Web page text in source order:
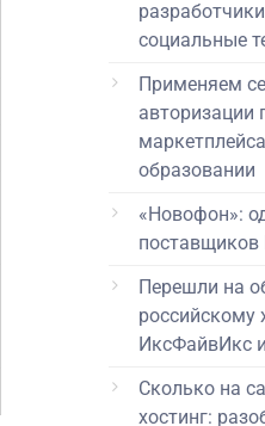
социальные
Применяем
авторизации
образовании
«Новофон»:
поставщиков
Перешли на
российскому
ИксФайвИкс
Сколько на
хостинг: